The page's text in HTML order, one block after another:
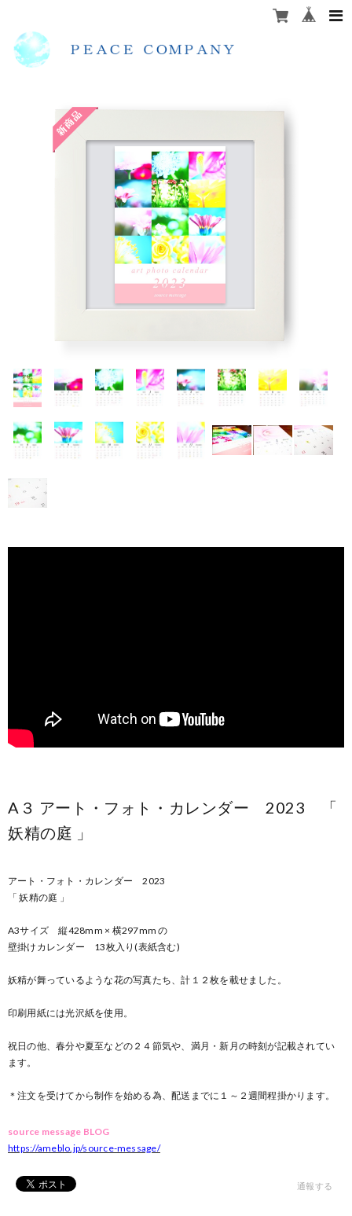
A３ アート・フォト・カレンダー 2023 「
妖精の庭 」
アート・フォト・カレンダー 2023
「 妖精の庭 」
A3サイズ 縦428mm × 横297mm の
壁掛けカレンダー 13枚入り(表紙含む)
妖精が舞っているような花の写真たち、計１２枚を載せました。
印刷用紙には光沢紙を使用。
祝日の他、春分や夏至などの２４節気や、満月・新月の時刻が記載されてい
ます。
＊注文を受けてから制作を始める為、配送までに１～２週間程掛かります。
source message BLOG
https://ameblo.jp/source-message/
通報する